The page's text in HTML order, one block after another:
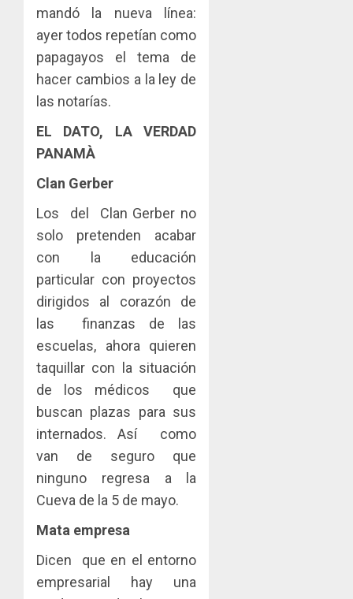
mandó la nueva línea:
ayer todos repetían como
papagayos el tema de
hacer cambios a la ley de
las notarías.
EL DATO, LA VERDAD
PANAMÀ
Clan Gerber
Los del Clan Gerber no
solo pretenden acabar
con la educación
particular con proyectos
dirigidos al corazón de
las finanzas de las
escuelas, ahora quieren
taquillar con la situación
de los médicos que
buscan plazas para sus
internados. Así como
van de seguro que
ninguno regresa a la
Cueva de la 5 de mayo.
Mata empresa
Dicen que en el entorno
empresarial hay una